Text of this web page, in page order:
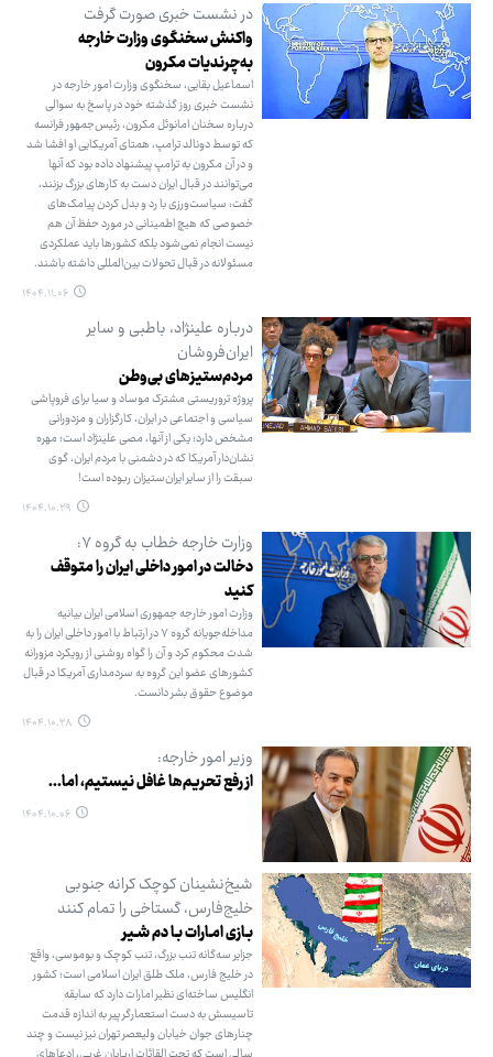
در نشست خبری صورت گرفت
واکنش سخنگوی وزارت خارجه
به‌چرندیات مکرون
اسماعیل بقایی، سخنگوی وزارت امور خارجه در
نشست خبری روز گذشته خود در پاسخ به سوالی
درباره سخنان امانوئل مکرون، رئیس‌جمهور فرانسه
که توسط دونالد ترامپ، همتای آمریکایی او افشا شد
و در آن مکرون به ترامپ پیشنهاد داده بود که آنها
می‌توانند در قبال ایران دست به کارهای بزرگ بزنند،
گفت: سیاست‌ورزی با رد و بدل کردن پیامک‌های
خصوصی که هیچ اطمینانی در مورد حفظ آن هم
نیست انجام نمی‌شود بلکه کشورها باید عملکردی
مسئولانه در قبال تحولات بین‌المللی داشته باشند.
۱۴۰۴.۱۱.۰۶
درباره علینژاد، باطبی و سایر
ایران‌فروشان
مردم‌ستیزهای بی‌وطن
پروژه تروریستی مشترک موساد و سیا برای فروپاشی
سیاسی و اجتماعی در ایران، کارگزاران و مزدورانی
مشخص دارد؛ یکی از آنها، مصی علینژاد است؛ مهره
نشان‌دار آمریکا که در دشمنی با مردم ایران، گوی
سبقت را از سایر ایران‌ستیزان ربوده است!
۱۴۰۴.۱۰.۲۹
وزارت خارجه خطاب به گروه ۷:
دخالت در امور داخلی ایران را متوقف
کنید
وزارت امور خارجه جمهوری اسلامی ایران بیانیه
مداخله‌جویانه گروه ۷ در ارتباط با امور داخلی ایران را به
شدت محکوم کرد و آن را گواه روشنی از رویکرد مزورانه
کشورهای عضو این گروه به سردمداری آمریکا در قبال
موضوع حقوق بشر دانست.
۱۴۰۴.۱۰.۲۸
وزیر امور خارجه:
از رفع تحریم‌ها غافل نیستیم، اما...
۱۴۰۴.۱۰.۰۶
شیخ‌نشینان کوچک کرانه جنوبی
خلیج‌فارس، گستاخی را تمام کنند
بـازی امـارات بـا دم شـیر
جزایر سه‌گانه تنب بزرگ، تنب کوچک و بوموسی، واقع
در خلیج فارس، ملک طلق ایران اسلامی است؛ کشور
انگلیس ساخته‌ای نظیر امارات دارد که سابقه
تاسیسش به دست استعمارگر پیر به اندازه قدمت
چنارهای جوان خیابان ولیعصر تهران نیز نیست و چند